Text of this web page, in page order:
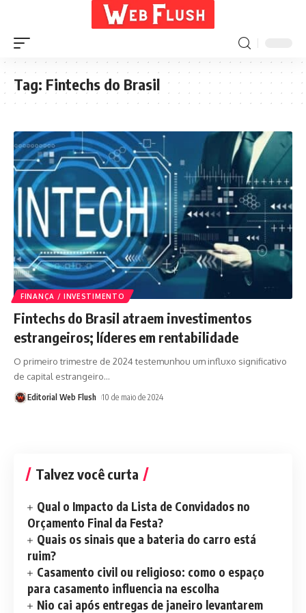
Tag:Fintechs do Brasil
FINANÇA / INVESTIMENTO
Fintechs do Brasil atraem investimentos
estrangeiros; líderes em rentabilidade
O primeiro trimestre de 2024 testemunhou um influxo significativo
de capital estrangeiro…
Editorial Web Flush 10 de maio de 2024
Talvez você curta
Qual o Impacto da Lista de Convidados no
Orçamento Final da Festa?
Quais os sinais que a bateria do carro está
ruim?
Casamento civil ou religioso: como o espaço
para casamento influencia na escolha
Nio cai após entregas de janeiro levantarem